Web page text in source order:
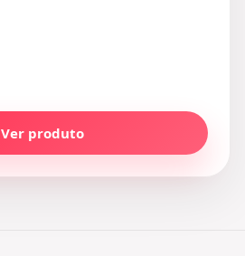
Ver produto